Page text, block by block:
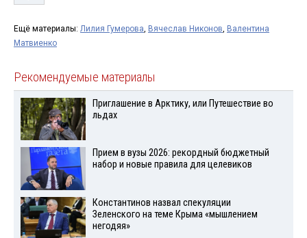
Ещё материалы: Лилия Гумерова Вячеслав Никонов Валентина
Матвиенко
Рекомендуемые материалы
Приглашение в Арктику, или Путешествие во
льдах
Прием в вузы 2026: рекордный бюджетный
набор и новые правила для целевиков
Константинов назвал спекуляции
Зеленского на теме Крыма «мышлением
негодяя»